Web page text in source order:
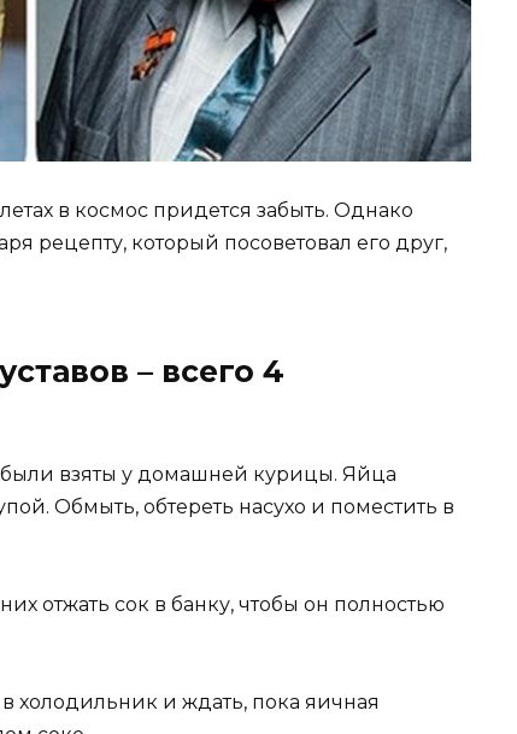
в космос придется забыть. Однако
рецепту, который посоветовал его друг,
– всего 4
взяты у домашней курицы. Яйца
Обмыть, обтереть насухо и поместить в
отжать сок в банку, чтобы он полностью
холодильник и ждать, пока яичная